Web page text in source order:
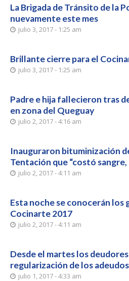
La Brigada de Tránsito de la
nuevamente este mes
julio 3, 2017 - 1:25 am
Brillante cierre para el
julio 3, 2017 - 1:25 am
Padre e hija fallecieron tras
en zona del Queguay
julio 2, 2017 - 4:16 am
Inauguraron bituminización
Tentación que “costó sangre,
julio 2, 2017 - 4:11 am
Esta noche se conocerán los
Cocinarte 2017
julio 2, 2017 - 4:11 am
Desde el martes los
regularización de los
julio 1, 2017 - 4:33 am